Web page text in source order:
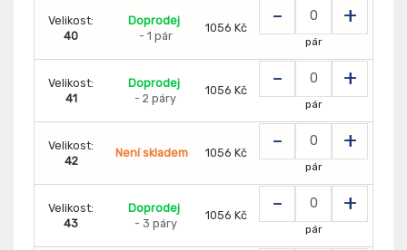
Velikost:
40
Doprodej
- 1 pár
1056 Kč - +
pár
Velikost:
41
Doprodej
- 2 páry
1056 Kč - +
pár
Velikost:
42
Není skladem 1056 Kč - +
pár
Velikost:
43
Doprodej
- 3 páry
1056 Kč - +
pár